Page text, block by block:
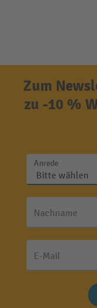
Zum
zu -10 %
Anrede
Nachname
E-Mail